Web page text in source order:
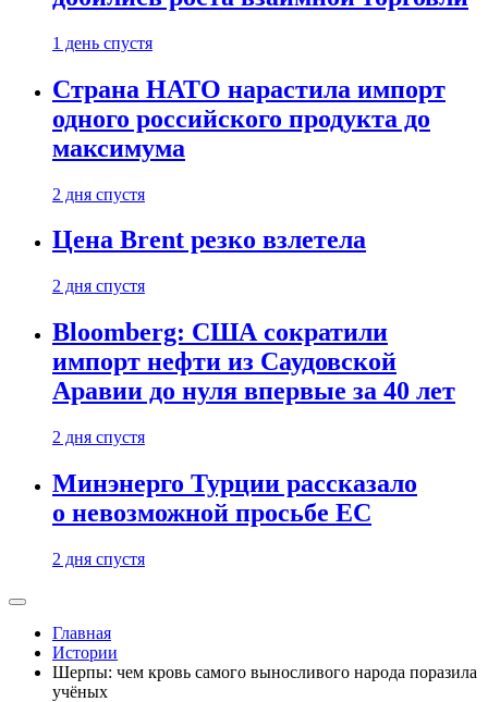
1 день спустя
Страна НАТО нарастила импорт
одного российского продукта до
максимума
2 дня спустя
Цена Brent резко взлетела
2 дня спустя
Bloomberg: США сократили
импорт нефти из Саудовской
Аравии до нуля впервые за 40 лет
2 дня спустя
Минэнерго Турции рассказало
о невозможной просьбе ЕС
2 дня спустя
Главная
Истории
Шерпы: чем кровь самого выносливого народа поразила
учёных